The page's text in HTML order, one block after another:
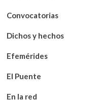
Convocatorias
Dichos y hechos
Efemérides
El Puente
En la red